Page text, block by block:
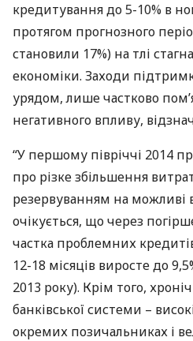
кредитування до 5-10% в
протягом прогнозного
становили 17%) на тлі
економіки. Заходи
урядом, лише частково
негативного впливу,
“У першому півріччі 2014
про різке збільшення
резервуванням на можливі
очікується, що через
частка проблемних
12-18 місяців виросте до
2013 року). Крім того,
банківської системи –
окремих позичальниках і